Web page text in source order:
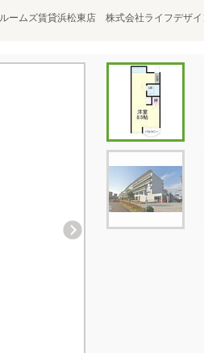
ルームズ賃貸浜松東店 株式会社ライフデザイ